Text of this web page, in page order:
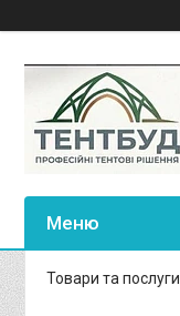
Товари та послуги